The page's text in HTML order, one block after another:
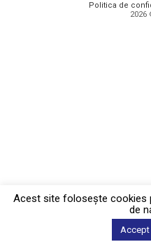
Politica de
2026
Acest site foloseşte cookies
de
Accept